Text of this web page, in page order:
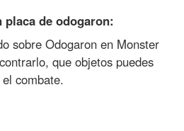
placa de odogaron:
sobre Odogaron en Monster
que objetos puedes
combate.